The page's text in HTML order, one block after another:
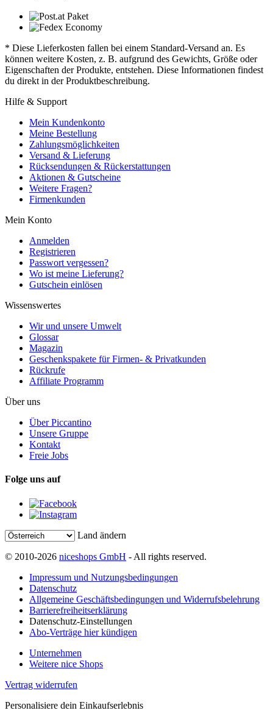
* Diese Lieferkosten fallen bei einem Standard-Versand an. Es
können weitere Kosten, z. B. aufgrund des Gewichts, Größe oder
Eigenschaften der Produkte, entstehen. Diese Informationen findest
du direkt in der Produktbeschreibung.
Hilfe & Support
Mein Kundenkonto
Meine Bestellung
Zahlungsmöglichkeiten
Versand & Lieferung
Rücksendungen & Rückerstattungen
Aktionen & Gutscheine
Weitere Fragen?
Firmenkunden
Mein Konto
Anmelden
Registrieren
Passwort vergessen?
Wo ist meine Lieferung?
Gutschein einlösen
Wissenswertes
Wir und unsere Umwelt
Glossar
Magazin
Geschenkspakete für Firmen- & Privatkunden
Rückrufe
Affiliate Programm
Über uns
Über Piccantino
Unsere Gruppe
Kontakt
Freie Jobs
Folge uns auf
Land ändern
© 2010-2026 niceshops GmbH - All rights reserved.
Impressum und Nutzungsbedingungen
Datenschutz
Allgemeine Geschäftsbedingungen und Widerrufsbelehrung
Barrierefreiheitserklärung
Datenschutz-Einstellungen
Abo-Verträge hier kündigen
Unternehmen
Weitere nice Shops
Vertrag widerrufen
Personalisiere dein Einkaufserlebnis